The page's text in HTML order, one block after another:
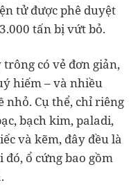
tử được phê duyệt
tấn bị vứt bỏ.
có vẻ đơn giản,
hiếm – và nhiều
nhỏ. Cụ thể, chỉ riêng
bạch kim, paladi,
và kẽm, đây đều là
ổ cứng bao gồm